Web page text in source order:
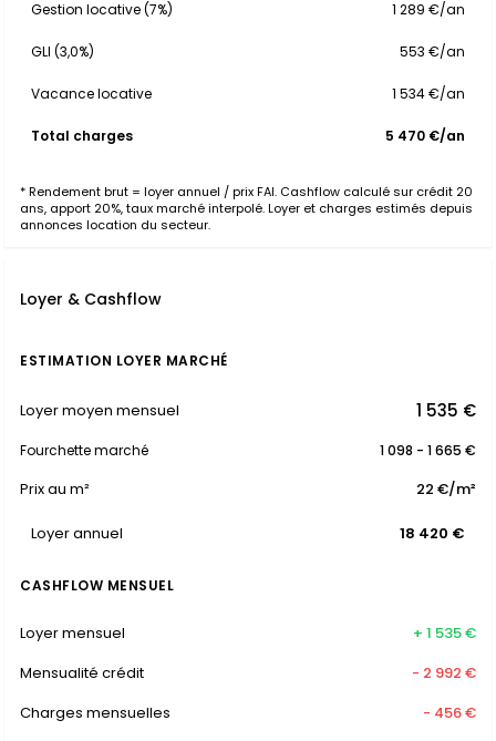
Gestion locative (7%) 1 289 €/an
GLI (3,0%) 553 €/an
Vacance locative 1 534 €/an
Total charges 5 470 €/an
* Rendement brut = loyer annuel / prix FAI. Cashflow calculé sur crédit 20
ans, apport 20%, taux marché interpolé. Loyer et charges estimés depuis
annonces location du secteur.
Loyer & Cashflow
ESTIMATION LOYER MARCHÉ
Loyer moyen mensuel 1 535 €
Fourchette marché 1 098 - 1 665 €
Prix au m² 22 €/m²
Loyer annuel 18 420 €
CASHFLOW MENSUEL
Loyer mensuel
+ 1 535 €
Mensualité crédit
- 2 992 €
Charges mensuelles
- 456 €